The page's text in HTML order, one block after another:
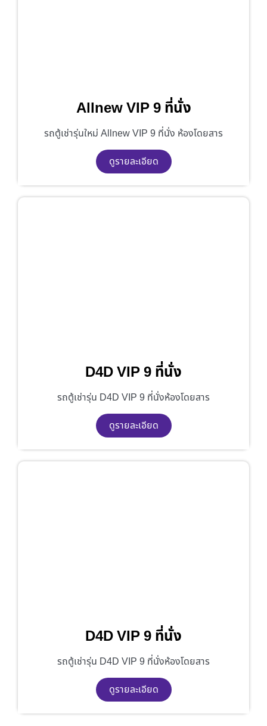
Allnew VIP 9 ที่นั่ง
รถตู้เช่ารุ่นใหม่ Allnew VIP 9 ที่นั่ง ห้องโดยสาร
ดูรายละเอียด
D4D VIP 9 ที่นั่ง
รถตู้เช่ารุ่น D4D VIP 9 ที่นั่งห้องโดยสาร
ดูรายละเอียด
D4D VIP 9 ที่นั่ง
รถตู้เช่ารุ่น D4D VIP 9 ที่นั่งห้องโดยสาร
ดูรายละเอียด